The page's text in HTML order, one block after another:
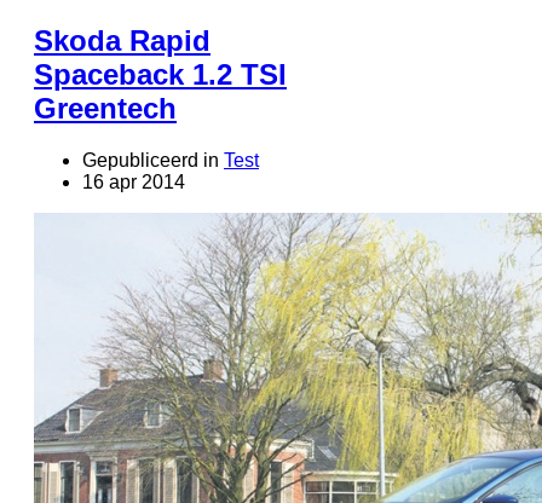
Skoda Rapid
Spaceback 1.2 TSI
Greentech
Gepubliceerd in Test
16 apr 2014